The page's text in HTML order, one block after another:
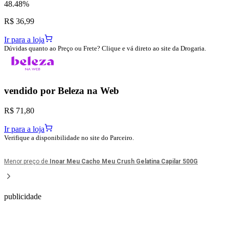
48.48%
R$ 36,99
Ir para a loja
Dúvidas quanto ao Preço ou Frete? Clique e vá direto ao site da Drogaria.
vendido por Beleza na Web
R$ 71,80
Ir para a loja
Verifique a disponibilidade no site do Parceiro.
Menor preço de Inoar Meu Cacho Meu Crush Gelatina Capilar 500G
publicidade